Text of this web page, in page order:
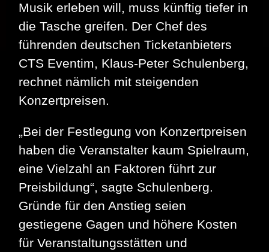
Musik erleben will, muss künftig tiefer in
die Tasche greifen. Der Chef des
führenden deutschen Ticketanbieters
CTS Eventim, Klaus-Peter Schulenberg,
rechnet nämlich mit steigenden
Konzertpreisen.
„Bei der Festlegung von Konzertpreisen
haben die Veranstalter kaum Spielraum,
eine Vielzahl an Faktoren führt zur
Preisbildung“, sagte Schulenberg.
Gründe für den Anstieg seien
gestiegene Gagen und höhere Kosten
für Veranstaltungsstätten und